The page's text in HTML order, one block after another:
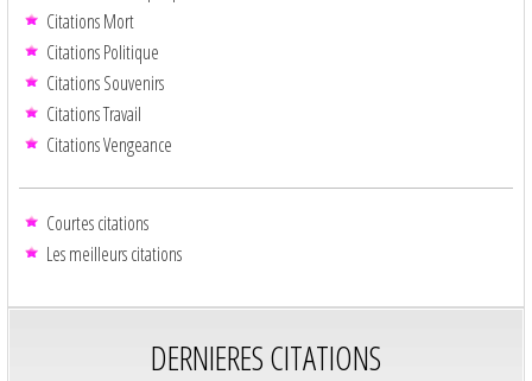
Citations Mort
Citations Politique
Citations Souvenirs
Citations Travail
Citations Vengeance
Courtes citations
Les meilleurs citations
DERNIERES CITATIONS